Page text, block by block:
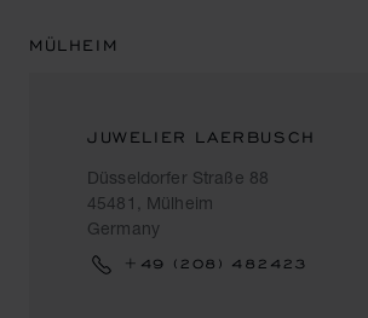
MÜLHEIM
JUWELIER LAERBUSCH
Düsseldorfer Straße 88
45481, Mülheim
Germany
+49 (208) 482423